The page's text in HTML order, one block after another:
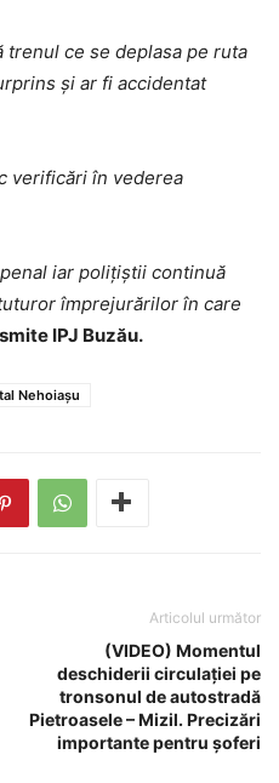
trenul ce se deplasa pe ruta
și ar fi accidentat
verificări în vederea
iar polițiștii continuă
împrejurărilor în care
IPJ Buzău.
Nehoiașu
Articolul următor
(VIDEO) Momentul
deschiderii circulației pe
tronsonul de autostradă
Pietroasele – Mizil. Precizări
importante pentru șoferi